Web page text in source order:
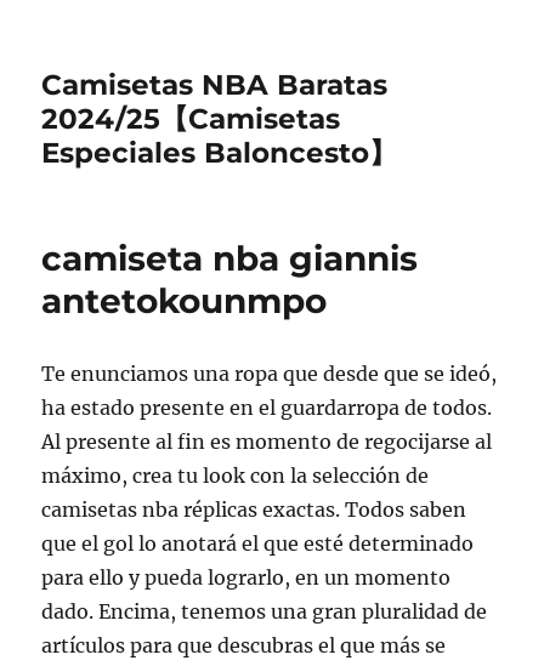
Camisetas NBA Baratas
2024/25【Camisetas
Especiales Baloncesto】
camiseta nba giannis
antetokounmpo
Te enunciamos una ropa que desde que se ideó,
ha estado presente en el guardarropa de todos.
Al presente al fin es momento de regocijarse al
máximo, crea tu look con la selección de
camisetas nba réplicas exactas. Todos saben
que el gol lo anotará el que esté determinado
para ello y pueda lograrlo, en un momento
dado. Encima, tenemos una gran pluralidad de
artículos para que descubras el que más se